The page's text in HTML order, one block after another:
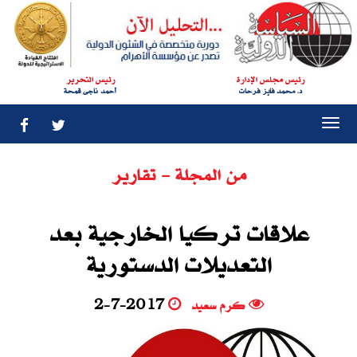
رئيس مجلس الإدارة
د. محمد فايز فرحات
رئيس التحرير
أحمد ناجى قمحة
من المجلة - تقارير
علاقات تركيا الخارجية بعد
التعديلات الدستورية‮
كرم سعيد 2-7-2017